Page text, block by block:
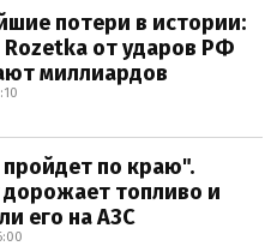
потери в истории:
от ударов РФ
миллиардов
по краю".
топливо и
его на АЗС